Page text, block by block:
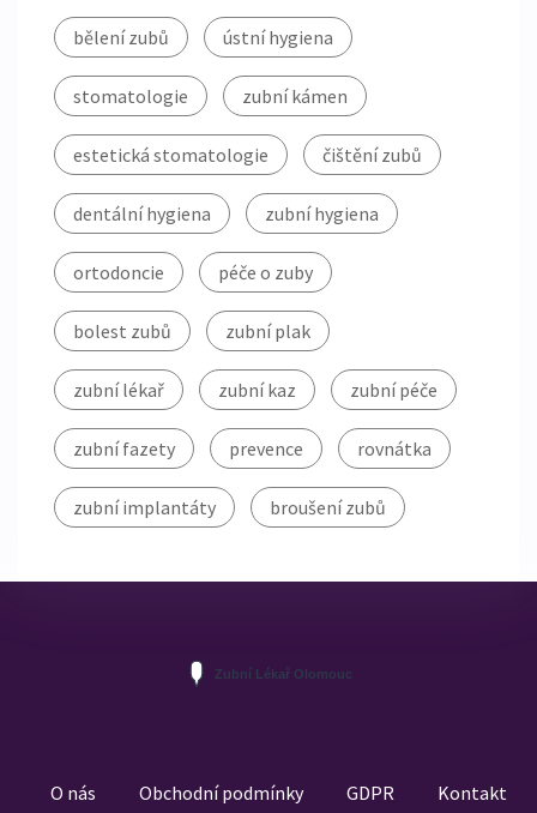
bělení zubů ústní hygiena
stomatologie zubní kámen
estetická stomatologie čištění zubů
dentální hygiena zubní hygiena
ortodoncie péče o zuby
bolest zubů zubní plak
zubní lékař zubní kaz zubní péče
zubní fazety prevence rovnátka
zubní implantáty broušení zubů
O nás Obchodní podmínky GDPR Kontakt